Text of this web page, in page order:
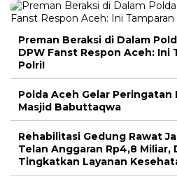
Preman Beraksi di Dalam
DPW Fanst Respon Aceh: Ini
Polri!
Polda Aceh Gelar Peringatan
Masjid Babuttaqwa
Rehabilitasi Gedung Rawat
Telan Anggaran Rp4,8 Miliar,
Tingkatkan Layanan